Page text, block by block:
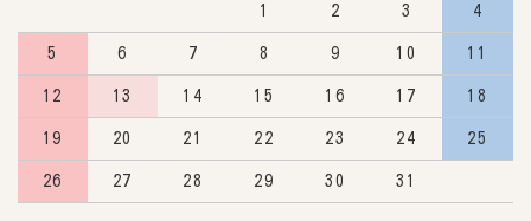
1 2 3 4
5 6 7 8 9 10 11
12 13 14 15 16 17 18
19 20 21 22 23 24 25
26 27 28 29 30 31